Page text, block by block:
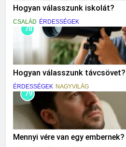
Hogyan válasszunk iskolát?
CSALÁD ÉRDESSÉGEK
78
Hogyan válasszunk távcsövet?
ÉRDESSÉGEK NAGYVILÁG
79
Mennyi vére van egy embernek?